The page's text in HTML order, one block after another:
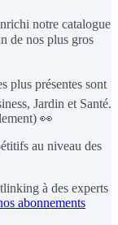
notre catalogue
de nos plus gros
plus présentes sont
Jardin et Santé.
👀
au niveau des
à des experts
abonnements